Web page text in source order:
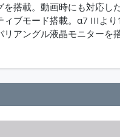
搭載。動画時にも対応
ィブモード搭載。α7 IIIよ
アングル液晶モニター